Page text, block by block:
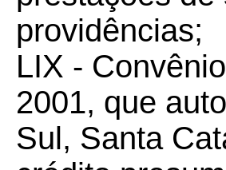
providências;
LIX -
2001, que
Sul, Santa